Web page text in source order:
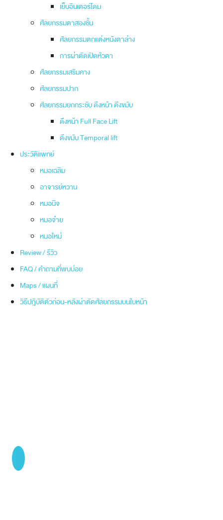
เย็บอินเตอร์โดม
ศัลยกรรมตาสองชั้น
ศัลยกรรมตกแต่งหนังตาล่าง
การผ่าตัดเปิดหัวตา
ศัลยกรรมเสริมคาง
ศัลยกรรมปาก
ศัลยกรรมยกกระชับ ดึงหน้า ดึงขมับ
ดึงหน้า Full Face Lift
ดึงขมับ Temporal lift
ประวัติแพทย์
หมอเฉลิม
อาจารย์หวาน
หมอนิจ
หมอจ๋าย
หมอใหม่
Review / รีวิว
FAQ / คำถามที่พบบ่อย
Maps / แผนที่
วิธีปฎิบัติตัวก่อน-หลังผ่าตัดศัลยกรรมบนใบหน้า